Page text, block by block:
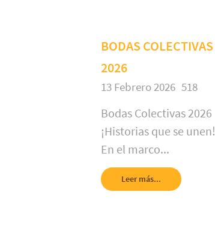
BODAS COLECTIVAS
2026
13 Febrero 2026 518
Bodas Colectivas 2026
¡Historias que se unen!
En el marco...
Leer más...